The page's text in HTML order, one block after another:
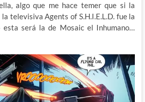
algo que me hace temer que si la
televisiva Agents of S.H.I.E.L.D. fue la
esta será la de Mosaic el Inhumano…